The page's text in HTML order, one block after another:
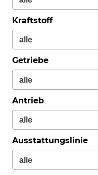
Kraftstoff
Getriebe
Antrieb
Ausstattungslinie